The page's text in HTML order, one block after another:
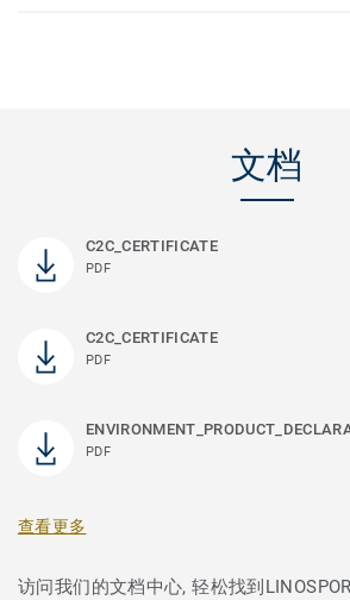
文档
C2C_CERTIFICATE
PDF
C2C_CERTIFICATE
PDF
PDF
查看更多
访问我们的文档中心, 轻松找到